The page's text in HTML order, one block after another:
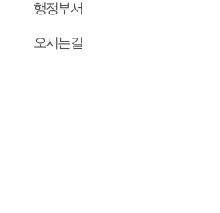
행정부서
오시는길